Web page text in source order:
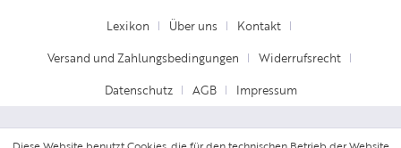
Lexikon Über uns Kontakt
Versand und Zahlungsbedingungen Widerrufsrecht
Datenschutz AGB Impressum